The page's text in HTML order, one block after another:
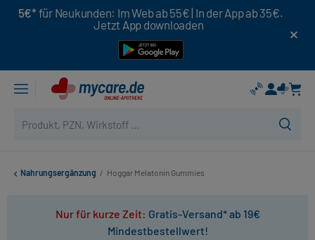
5€* für Neukunden: Im Web ab 55€ | In der App ab 35€.
Jetzt App downloaden
Nahrungsergänzung / Hoggar Melatonin Gummies
Nur für kurze Zeit: Gratis-Versand* ab 19€
Mindestbestellwert!